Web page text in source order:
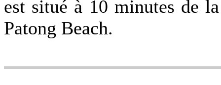
est situé à 10 minutes de
Patong Beach.